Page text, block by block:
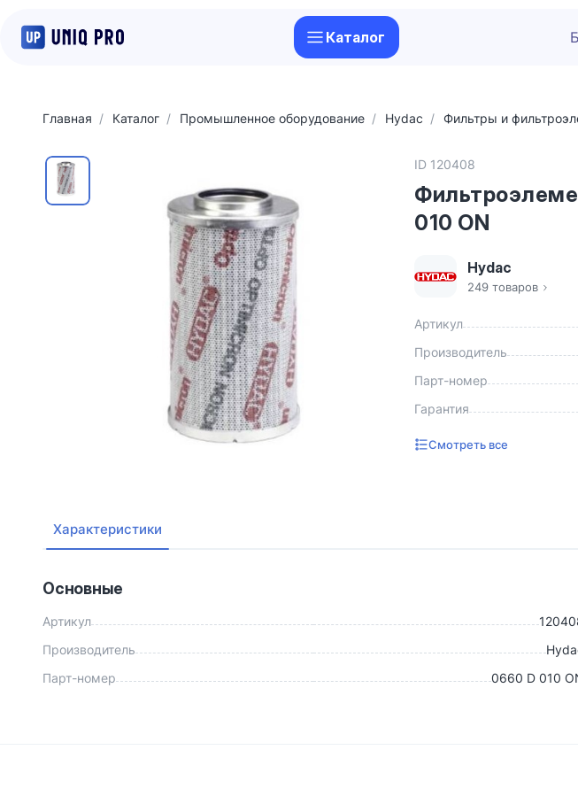
Каталог
Главная Каталог Промышленное оборудование Hydac Фильтры и
ID 120408
010 ON
Hydac
249 товаров
Артикул
Производитель
Парт-номер
Гарантия
Смотреть все
Характеристики
Основные
Артикул
Производитель
Парт-номер
0660 D 010